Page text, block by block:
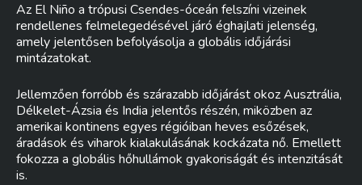
Az El Niño a trópusi Csendes-óceán felszíni vizeinek
rendellenes felmelegedésével járó éghajlati jelenség,
amely jelentősen befolyásolja a globális időjárási
mintázatokat.
Jellemzően forróbb és szárazabb időjárást okoz Ausztrália,
Délkelet-Ázsia és India jelentős részén, miközben az
amerikai kontinens egyes régióiban heves esőzések,
áradások és viharok kialakulásának kockázata nő. Emellett
fokozza a globális hőhullámok gyakoriságát és intenzitását
is.